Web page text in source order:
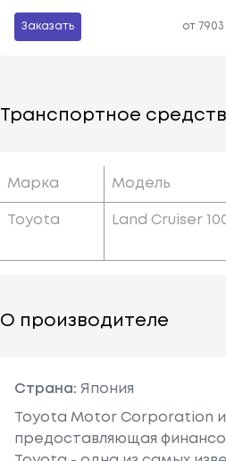
Заказать от
Транспортное
Марка Модель
Toyota Land Cruiser
О производителе
Страна: Япония
Toyota Motor Corporation
предоставляющая